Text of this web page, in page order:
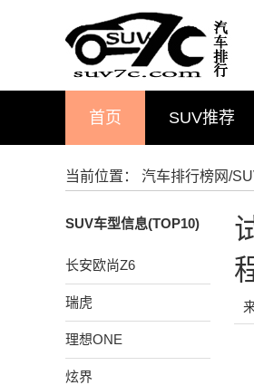
首页 SUV推荐
当前位置： 汽车排行榜网/
SUV车型信息(TOP10)
长安欧尚Z6
瑞虎
理想ONE
炫界